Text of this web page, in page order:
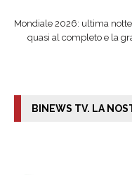
Mondiale 2026: ultima
quasi al completo e la
BINEWS TV. LA